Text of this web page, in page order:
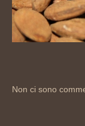
Non ci sono